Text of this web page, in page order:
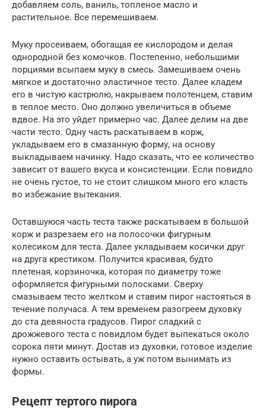
добавляем соль, ваниль, топленое масло и
растительное. Все перемешиваем.
Муку просеиваем, обогащая ее кислородом и делая
однородной без комочков. Постепенно, небольшими
порциями всыпаем муку в смесь. Замешиваем очень
мягкое и достаточно эластичное тесто. Далее кладем
его в чистую кастрюлю, накрываем полотенцем, ставим
в теплое место. Оно должно увеличиться в объеме
вдвое. На это уйдет примерно час. Далее делим на две
части тесто. Одну часть раскатываем в корж,
укладываем его в смазанную форму, на основу
выкладываем начинку. Надо сказать, что ее количество
зависит от вашего вкуса и консистенции. Если повидло
не очень густое, то не стоит слишком много его класть
во избежание вытекания.
Оставшуюся часть теста также раскатываем в большой
корж и разрезаем его на полосочки фигурным
колесиком для теста. Далее укладываем косички друг
на друга крестиком. Получится красивая, будто
плетеная, корзиночка, которая по диаметру тоже
оформляется фигурными полосками. Сверху
смазываем тесто желтком и ставим пирог настояться в
течение получаса. А тем временем разогреем духовку
до ста девяноста градусов. Пирог сладкий с
дрожжевого теста с повидлом будет выпекаться около
сорока пяти минут. Достав из духовки, готовое изделие
нужно оставить остывать, а уж потом вынимать из
формы.
Рецепт тертого пирога